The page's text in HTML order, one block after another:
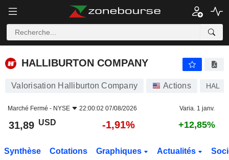
HALLIBURTON COMPANY
HALLIBURTON COMPANY
Valorisation Halliburton Company Actions HAL
Marché Fermé - NYSE 22:00:02 07/08/2026 Varia. 1 janv.
31,89 USD -1,91% +12,85%
Synthèse Cotations Graphiques Actualités